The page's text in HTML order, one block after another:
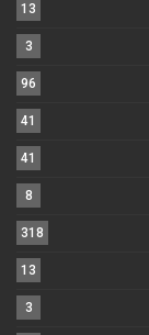
13
3
96
41
41
8
318
13
3